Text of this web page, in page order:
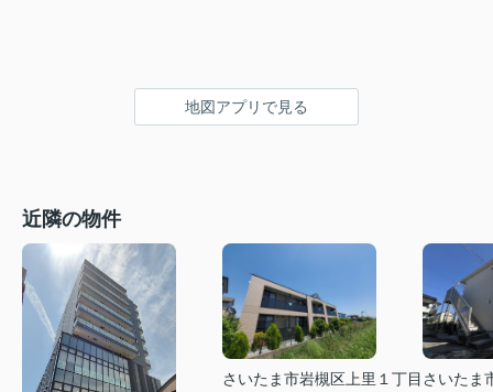
地図アプリで見る
近隣の物件
さいたま市岩槻区上里１丁目 さいたま